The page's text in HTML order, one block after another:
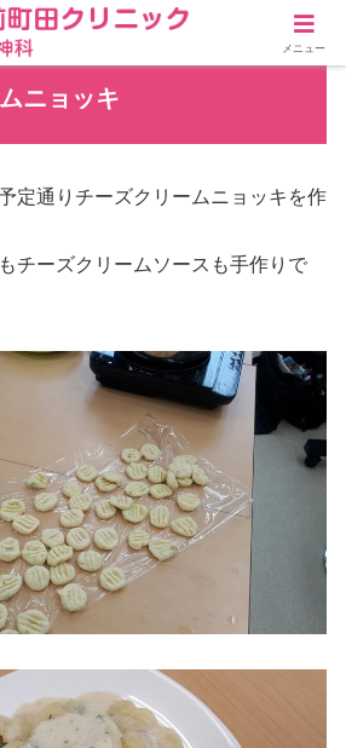
ニョッキ
定通りチーズクリームニョッキを作
チーズクリームソースも手作りで
メニュー